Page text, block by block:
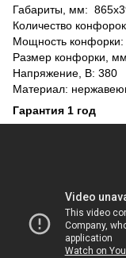
Габариты, мм:
Количество
Мощность конфорки:
Размер конфорки,
Напряжение, В: 380
Материал:
Гарантия 1 год